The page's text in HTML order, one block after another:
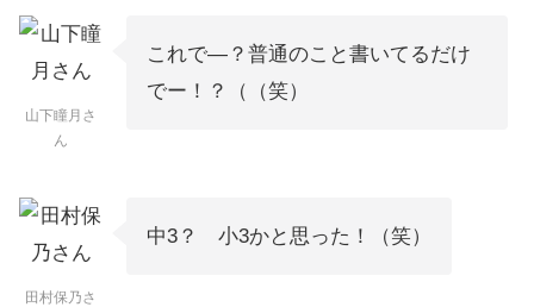
山下瞳月さ
ん
これで―？普通のこと書いてるだけ
でー！？（（笑）
田村保乃さ
中3？ 小3かと思った！（笑）